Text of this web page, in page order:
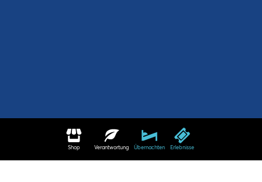
Shop Verantwortung Übernachten Erlebnisse